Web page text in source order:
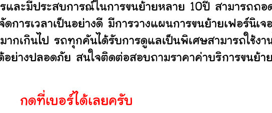
และมีประสบการณ์ในการขนย้ายหลาย 10ปี สามารถถอ
การเวลาเป็นอย่างดี มีการวางแผนการขนย้ายเฟอร์นิเจ
มากเกินไป รถทุกคันได้รับการดูแลเป็นพิเศษสามารถใช้ง
ย่างปลอดภัย สนใจติดต่อสอบถามราคาค่าบริการขนย้า
กดที่เบอร์ได้เลยครับ